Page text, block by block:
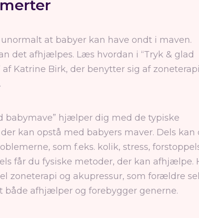
at babyer kan have ondt i maven.
det afhjælpes. Læs hvordan i “Tryk & glad
af Katrine Birk, der benytter sig af
babymave” hjælper dig med de typiske
kan opstå med babyers maver. Dels kan
som f.eks. kolik, stress,
får du fysiske metoder, der kan afhjælpe.
zoneterapi og akupressur, som forældre
både afhjælper og forebygger generne.